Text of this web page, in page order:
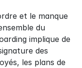
et le manque
du
implique de
des
les plans de